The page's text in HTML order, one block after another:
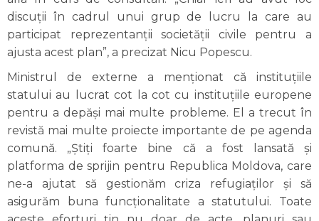
discuții în cadrul unui grup de lucru la care au
participat reprezentanții societății civile pentru a
ajusta acest plan”, a precizat Nicu Popescu.
Ministrul de externe a menționat că instituțiile
statului au lucrat cot la cot cu instituțiile europene
pentru a depăși mai multe probleme. El a trecut în
revistă mai multe proiecte importante de pe agenda
comună. „Știți foarte bine că a fost lansată și
platforma de sprijin pentru Republica Moldova, care
ne-a ajutat să gestionăm criza refugiaților și să
asigurăm buna funcționalitate a statutului. Toate